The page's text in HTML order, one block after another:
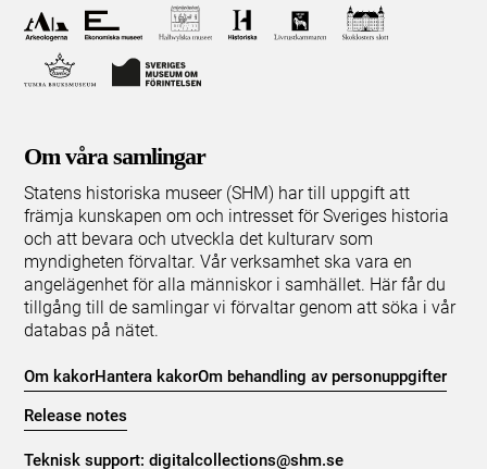
Om våra samlingar
Statens historiska museer (SHM) har till uppgift att
främja kunskapen om och intresset för Sveriges historia
och att bevara och utveckla det kulturarv som
myndigheten förvaltar. Vår verksamhet ska vara en
angelägenhet för alla människor i samhället. Här får du
tillgång till de samlingar vi förvaltar genom att söka i vår
databas på nätet.
Om kakorHantera kakorOm behandling av personuppgifter
Release notes
Teknisk support:digitalcollections@shm.se